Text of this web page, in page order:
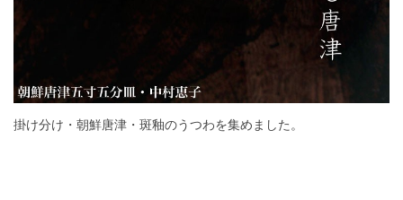
掛け分け・朝鮮唐津・斑釉のうつわを集めました。